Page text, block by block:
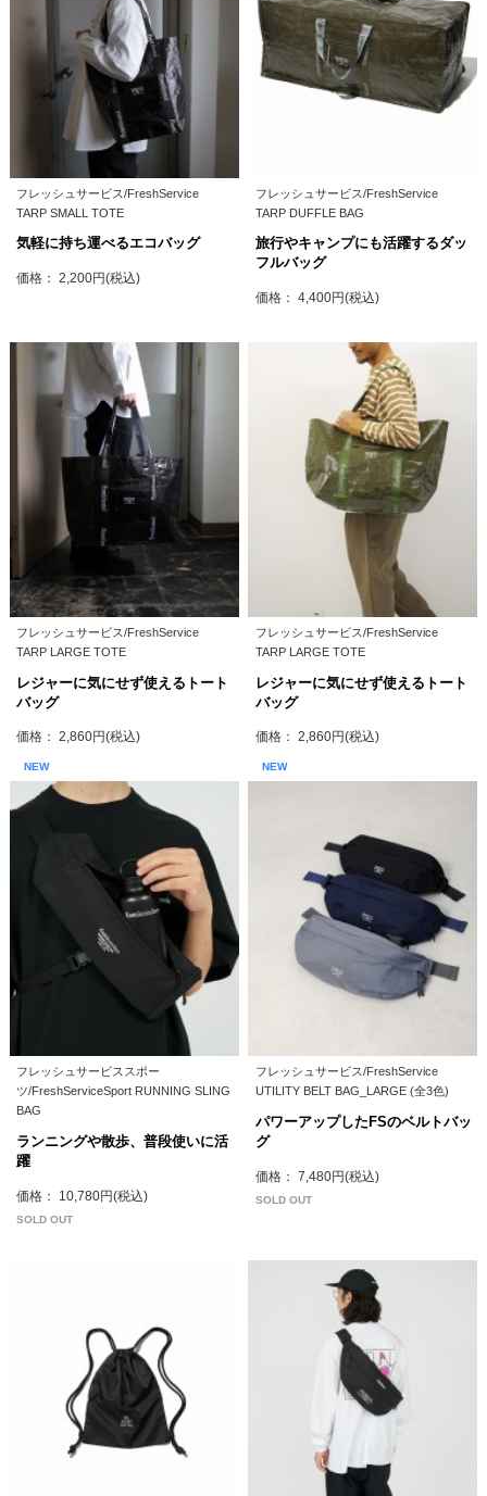
フレッシュサービス/FreshService
TARP SMALL TOTE
気軽に持ち運べるエコバッグ
価格： 2,200円(税込)
フレッシュサービス/FreshService
TARP DUFFLE BAG
旅行やキャンプにも活躍するダッ
フルバッグ
価格： 4,400円(税込)
フレッシュサービス/FreshService
TARP LARGE TOTE
レジャーに気にせず使えるトート
バッグ
価格： 2,860円(税込)
フレッシュサービス/FreshService
TARP LARGE TOTE
レジャーに気にせず使えるトート
バッグ
価格： 2,860円(税込)
NEW
フレッシュサービススポー
ツ/FreshServiceSport RUNNING SLING
BAG
ランニングや散歩、普段使いに活
躍
価格： 10,780円(税込)
SOLD OUT
NEW
フレッシュサービス/FreshService
UTILITY BELT BAG_LARGE (全3色)
パワーアップしたFSのベルトバッ
グ
価格： 7,480円(税込)
SOLD OUT